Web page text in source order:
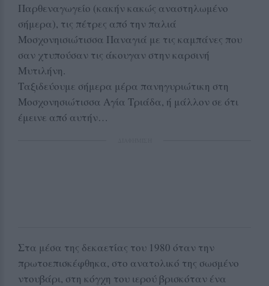
Παρθεναγωγείο (κακήν κακώς αναστηλωμένο
σήμερα), τις πέτρες από την παλιά
Μοσχονηισιώτισσα Παναγιά με τις καμπάνες που
σαν χτυπούσαν τις άκουγαν στην καρσινή
Μυτιλήνη.
Ταξιδεύουμε σήμερα μέρα πανηγυριώτικη στη
Μοσχονησιώτισσα Αγία Τριάδα, ή μάλλον σε ότι
έμεινε από αυτήν…
Στα μέσα της δεκαετίας του 1980 όταν την
πρωτοεπισκέφθηκα, στο ανατολικό της σωσμένο
ντουβάρι, στη κόγχη του ιερού βρισκόταν ένα